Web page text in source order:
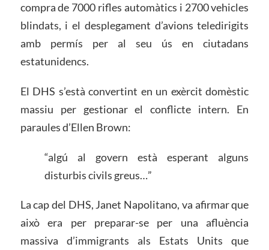
compra de 7000 rifles automàtics i 2700 vehicles
blindats, i el desplegament d’avions teledirigits
amb permís per al seu ús en ciutadans
estatunidencs.
El DHS s’està convertint en un exèrcit domèstic
massiu per gestionar el conflicte intern. En
paraules d’Ellen Brown:
“algú al govern està esperant alguns
disturbis civils greus…”
La cap del DHS, Janet Napolitano, va afirmar que
això era per preparar-se per una afluència
massiva d’immigrants als Estats Units que